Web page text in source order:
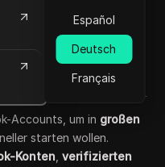
Español
Deutsch
Français
Accounts, um in großen
starten wollen.
Konten ,verifizierten